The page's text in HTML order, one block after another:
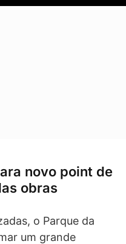
novo point de
obras
o Parque da
um grande